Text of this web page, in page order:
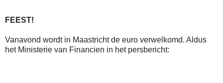
FEEST!
Vanavond wordt in Maastricht de euro verwelkomd. Aldus
het Ministerie van Financien in het persbericht: